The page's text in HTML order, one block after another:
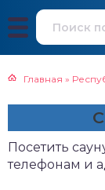
Главная »
Посетить
телефонам и